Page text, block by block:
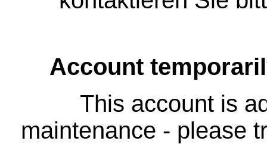
Account
This account is
maintenance - please